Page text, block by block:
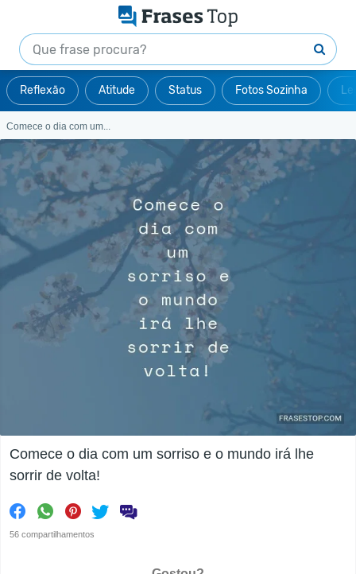
Reflexão Atitude Status Fotos Sozinha
Comece o dia com um...
Comece o dia com um sorriso e o mundo irá lhe
sorrir de volta!
56 compartilhamentos